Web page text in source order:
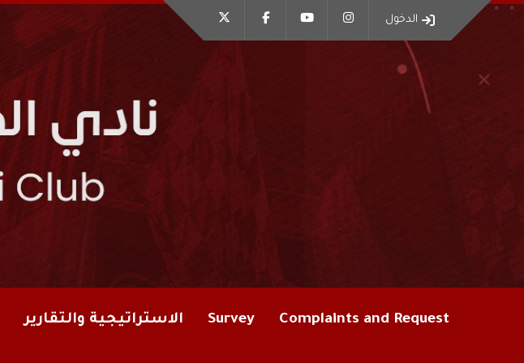
الدخول
الاستراتيجية والتقارير Survey Complaints and Request